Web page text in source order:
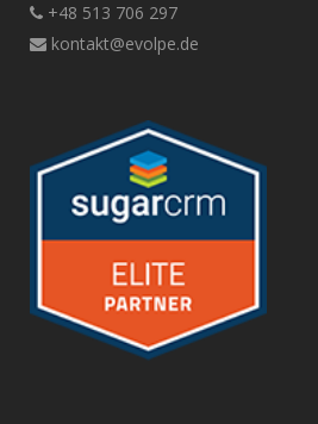
+48 513 706 297
kontakt@evolpe.de